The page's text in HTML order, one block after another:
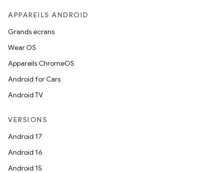
APPAREILS ANDROID
Grands écrans
Wear OS
Appareils ChromeOS
Android for Cars
Android TV
VERSIONS
Android 17
Android 16
Android 15